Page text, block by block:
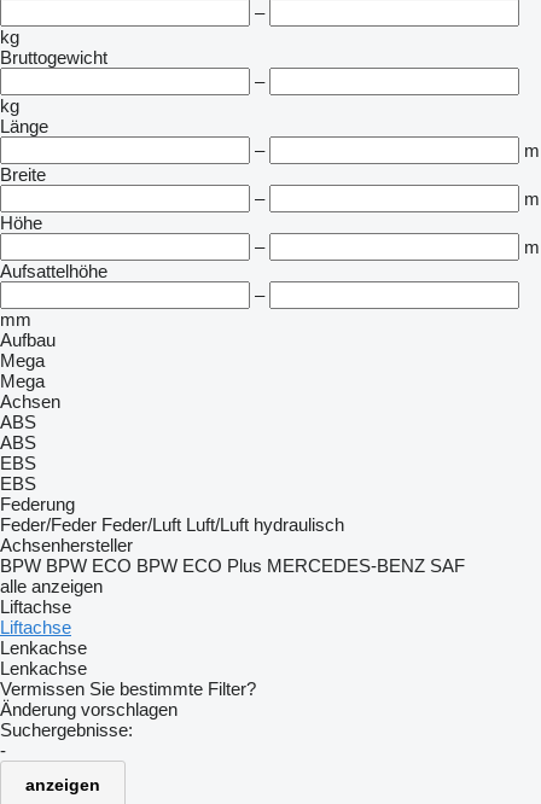
–
kg
Bruttogewicht
–
kg
Länge
–
m
Breite
–
m
Höhe
–
m
Aufsattelhöhe
–
mm
Aufbau
Mega
Mega
Achsen
ABS
ABS
EBS
EBS
Federung
Feder/Feder Feder/Luft Luft/Luft hydraulisch
Achsenhersteller
BPW BPW ECO BPW ECO Plus MERCEDES-BENZ SAF
alle anzeigen
Liftachse
Liftachse
Lenkachse
Lenkachse
Vermissen Sie bestimmte Filter?
Änderung vorschlagen
Suchergebnisse:
-
anzeigen